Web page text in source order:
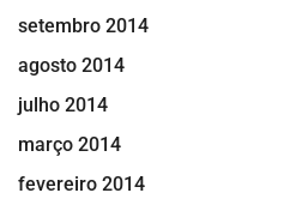
setembro 2014
agosto 2014
julho 2014
março 2014
fevereiro 2014